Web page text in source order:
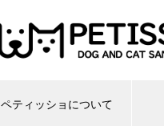
ペティッショについて